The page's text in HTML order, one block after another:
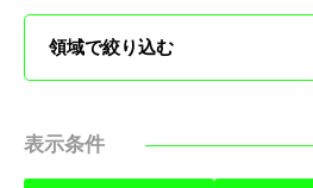
本選考への最短ルート
パーソルクロステクノロジーの仕事・
領域で絞り込む
表示条件